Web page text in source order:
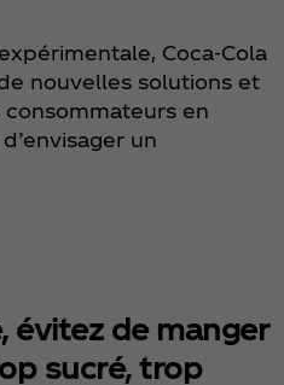
Coca‑Cola
nouvelles solutions et
en
un
évitez de manger
sucré, trop